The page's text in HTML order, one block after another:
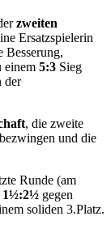
zweiten
Ersatzspielerin
Besserung,
einem 5:3 Sieg
der
, die zweite
und die
Runde (am
1½:2½ gegen
soliden 3.Platz.